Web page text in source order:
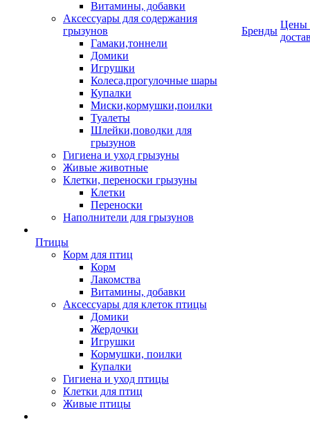
Витамины, добавки
Аксессуары для содержания
грызунов
Гамаки,тоннели
Домики
Игрушки
Колеса,прогулочные шары
Купалки
Миски,кормушки,поилки
Туалеты
Шлейки,поводки для
грызунов
Гигиена и уход грызуны
Живые животные
Клетки, переноски грызуны
Клетки
Переноски
Наполнители для грызунов
Птицы
Корм для птиц
Корм
Лакомства
Витамины, добавки
Аксессуары для клеток птицы
Домики
Жердочки
Игрушки
Кормушки, поилки
Купалки
Гигиена и уход птицы
Клетки для птиц
Живые птицы
Бренды
Цены